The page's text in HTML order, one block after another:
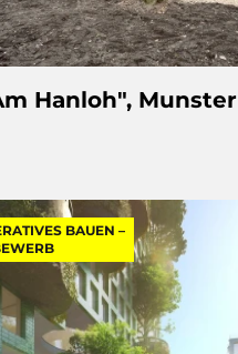
Hanloh", Munster
BAUEN –